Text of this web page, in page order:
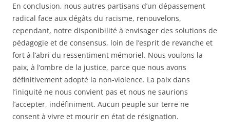
En conclusion, nous autres partisans d’un dépassement
radical face aux dégâts du racisme, renouvelons,
cependant, notre disponibilité à envisager des solutions de
pédagogie et de consensus, loin de l’esprit de revanche et
fort à l’abri du ressentiment mémoriel. Nous voulons la
paix, à l’ombre de la justice, parce que nous avons
définitivement adopté la non-violence. La paix dans
l’iniquité ne nous convient pas et nous ne saurions
l’accepter, indéfiniment. Aucun peuple sur terre ne
consent à vivre et mourir en état de résignation.